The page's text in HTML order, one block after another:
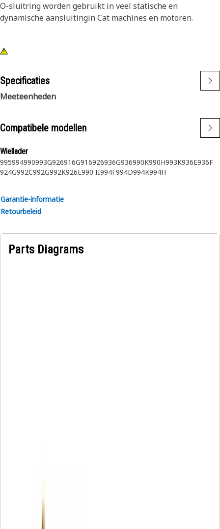
O-sluitring worden gebruikt in veel statische en
dynamische aansluitingin Cat machines en motoren.
Specificaties
Meeteenheden
Compatibele modellen
Wiellader
995994990993G926916G916926936G936990K990H993K936E936F
924G992C992G992K926E990 II994F994D994K994H
Garantie-informatie
Retourbeleid
Parts Diagrams